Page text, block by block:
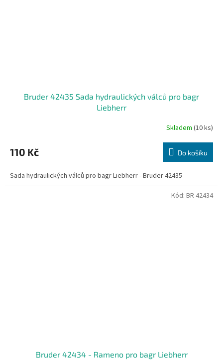
Bruder 42435 Sada hydraulických válců pro bagr
Liebherr
Skladem (10 ks)
110 Kč Do košíku
Sada hydraulických válců pro bagr Liebherr - Bruder 42435
Bruder 42434 - Rameno pro bagr Liebherr
Kód: BR 42434